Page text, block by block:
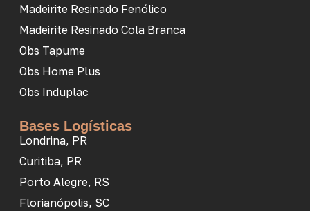
Madeirite Resinado Fenólico
Madeirite Resinado Cola Branca
Obs Tapume
Obs Home Plus
Obs Induplac
Bases Logísticas
Londrina, PR
Curitiba, PR
Porto Alegre, RS
Florianópolis, SC